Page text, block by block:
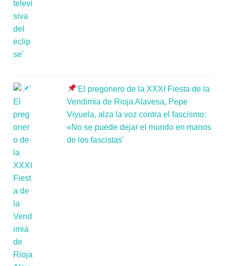
'El pregonero de la XXXI Fiesta de la
Vendimia de Rioja Alavesa, Pepe
Viyuela, alza la voz contra el fascismo:
«No se puede dejar el mundo en manos
de los fascistas'